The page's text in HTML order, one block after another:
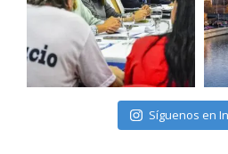
Síguenos en